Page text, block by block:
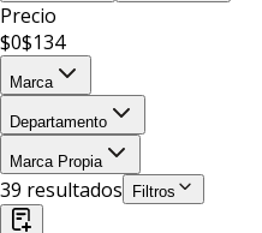
Precio
$0$134
Marca
Departamento
Marca Propia
39 resultados Filtros